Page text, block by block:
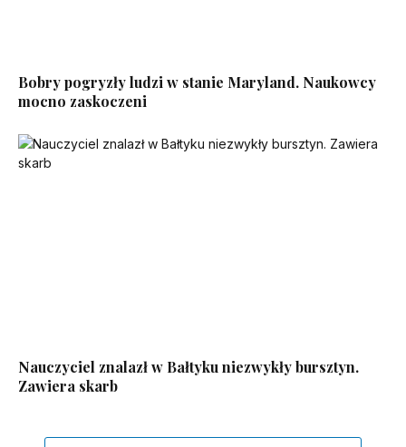
Bobry pogryzły ludzi w stanie Maryland. Naukowcy
mocno zaskoczeni
Nauczyciel znalazł w Bałtyku niezwykły bursztyn.
Zawiera skarb